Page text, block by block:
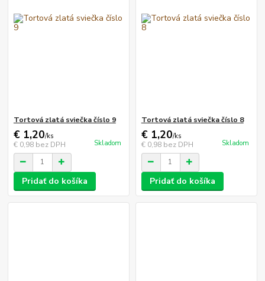
Tortová zlatá sviečka číslo 9
€ 1,20/ks
€ 0,98 bez DPH Skladom
Pridať do košíka
Tortová zlatá sviečka číslo 8
€ 1,20/ks
€ 0,98 bez DPH Skladom
Pridať do košíka